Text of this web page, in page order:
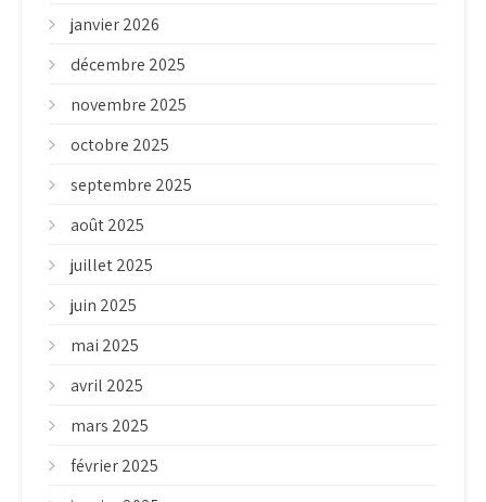
janvier 2026
décembre 2025
novembre 2025
octobre 2025
septembre 2025
août 2025
juillet 2025
juin 2025
mai 2025
avril 2025
mars 2025
février 2025